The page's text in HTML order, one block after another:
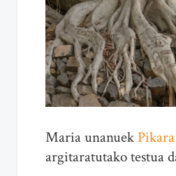
Maria unanuekPikara
argitaratutako testua